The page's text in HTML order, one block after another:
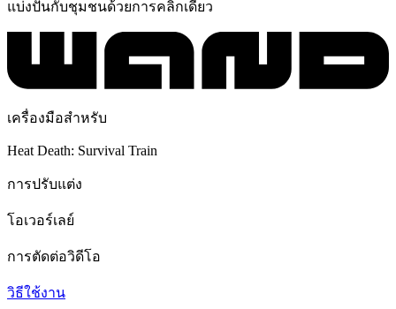
แบ่งปันกับชุมชนด้วยการคลิกเดียว
เครื่องมือสำหรับ
Heat Death: Survival Train
การปรับแต่ง
โอเวอร์เลย์
การตัดต่อวิดีโอ
วิธีใช้งาน